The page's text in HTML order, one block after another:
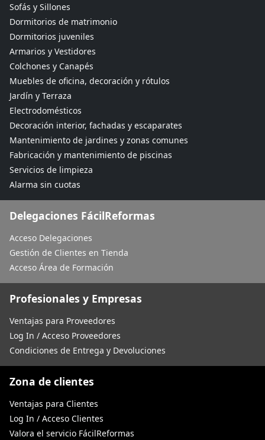
Sofás y Sillones
Dormitorios de matrimonio
Dormitorios juveniles
Armarios y Vestidores
Colchones y Canapés
Muebles de oficina, decoración y rótulos
Jardín y Terraza
Electrodomésticos
Decoración interior, fachadas y escaparates
Mantenimiento de jardines y zonas comunes
Fabricación y mantenimiento de piscinas
Servicios de limpieza
Alarma sin cuotas
Delegaciones FácilReformas
Acceso Delegaciones
Gestión de Clientes en Tienda
Acceso Área de Formación
Profesionales y Empresas
Ventajas para Proveedores
Log In / Acceso Proveedores
Condiciones de Entrega y Devoluciones
Zona de clientes
Ventajas para Clientes
Log In / Acceso Clientes
Valora el servicio FácilReformas